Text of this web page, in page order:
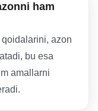
ham
azon
bu esa
amallarni